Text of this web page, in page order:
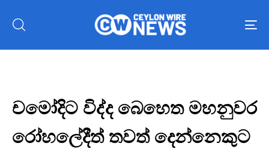
චමෝදිට විද්ද බෙහෙත මහනුවර
රෝහලේදීත් තවත් දෙන්නෙකුට